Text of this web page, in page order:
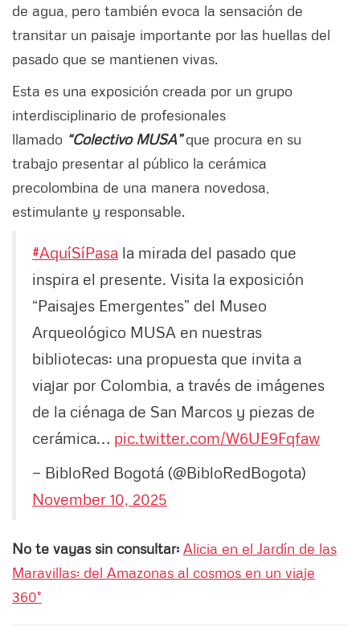
de agua, pero también evoca la sensación de
transitar un paisaje importante por las huellas del
pasado que se mantienen vivas.
Esta es una exposición creada por un grupo
interdisciplinario de profesionales
llamado “Colectivo MUSA”que procura en su
trabajo presentar al público la cerámica
precolombina de una manera novedosa,
estimulante y responsable.
#AquíSíPasa la mirada del pasado que
inspira el presente. Visita la exposición
“Paisajes Emergentes” del Museo
Arqueológico MUSA en nuestras
bibliotecas: una propuesta que invita a
viajar por Colombia, a través de imágenes
de la ciénaga de San Marcos y piezas de
cerámica… pic.twitter.com/W6UE9Fqfaw
— BibloRed Bogotá (@BibloRedBogota)
November 10, 2025
No te vayas sin consultar: Alicia en el Jardín de las
Maravillas: del Amazonas al cosmos en un viaje
360°